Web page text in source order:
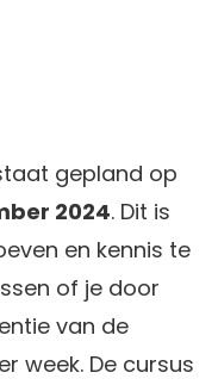
gepland op
2024. Dit is
en kennis te
of je door
van de
week. De cursus